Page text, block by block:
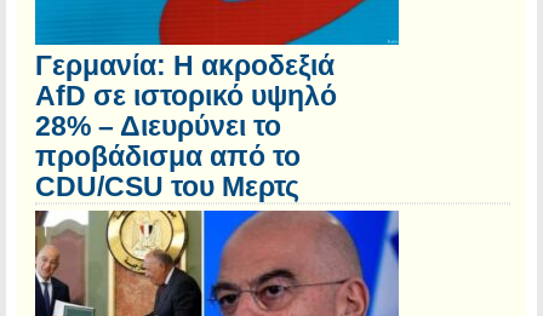
Γερμανία: Η ακροδεξιά
AfD σε ιστορικό υψηλό
28% – Διευρύνει το
προβάδισμα από το
CDU/CSU του Μερτς